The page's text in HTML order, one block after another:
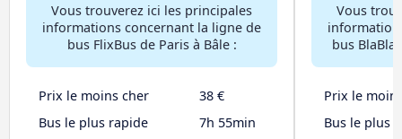
Vous trouverez ici les principales
informations concernant la ligne de
bus FlixBus de Paris à Bâle :
Prix le moins cher
38 €
Bus le plus rapide
7h 55min
Vous
bus
Prix le
Bus le plus